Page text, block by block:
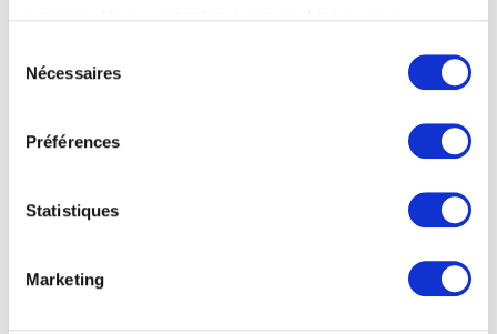
Nécessaires
Préférences
Statistiques
Marketing